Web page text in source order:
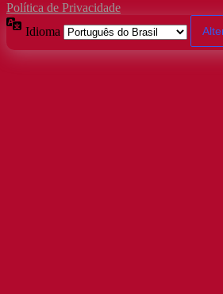
Política de Privacidade
Idioma